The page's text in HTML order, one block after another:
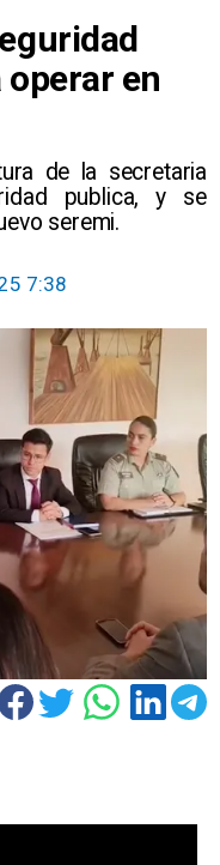
en
de la secretaria
publica, y se
seremi.
7:38